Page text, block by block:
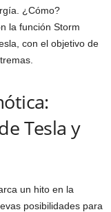
¿Cómo?
la función Storm
con el objetivo de
Tesla y
un hito en la
posibilidades para